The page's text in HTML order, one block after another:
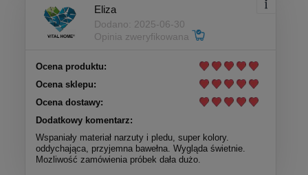
Eliza
Dodano: 2025-06-30
Opinia zweryfikowana
Ocena produktu:
Ocena sklepu:
Ocena dostawy:
Dodatkowy komentarz:
Wspaniały materiał narzuty i pledu, super kolory.
oddychająca, przyjemna bawełna. Wygląda świetnie.
Mozliwość zamówienia próbek dała dużo.